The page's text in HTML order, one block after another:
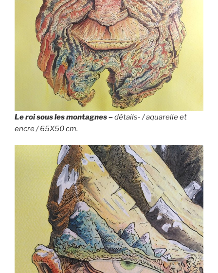
Le roi sous les montagnes –détails- / aquarelle et
encre / 65X50 cm.